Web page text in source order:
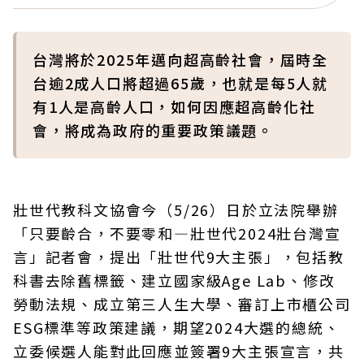
台灣將於2025年邁向超高齡社會，屆時全
台逾2成人口將超過65歲，也就是每5人就
有1人是高齡人口，如何因應超高齡化社
會，將成為政府的重要政策議題。
壯世代教科文協會今（5/26）日於立法院舉辦
「只要齡合，不要零和—壯世代2024壯台灣宣
言」記者會，提出「壯世代9大主張」，包括教
科書去除舊標籤、建立國家級Age Lab、修改
勞動法規、成立第三人生大學、審訂上市櫃公司
ESG標準等政策建議，期望2024大選的總統、
立委候選人能對此回應並簽署9大主張宣言，共